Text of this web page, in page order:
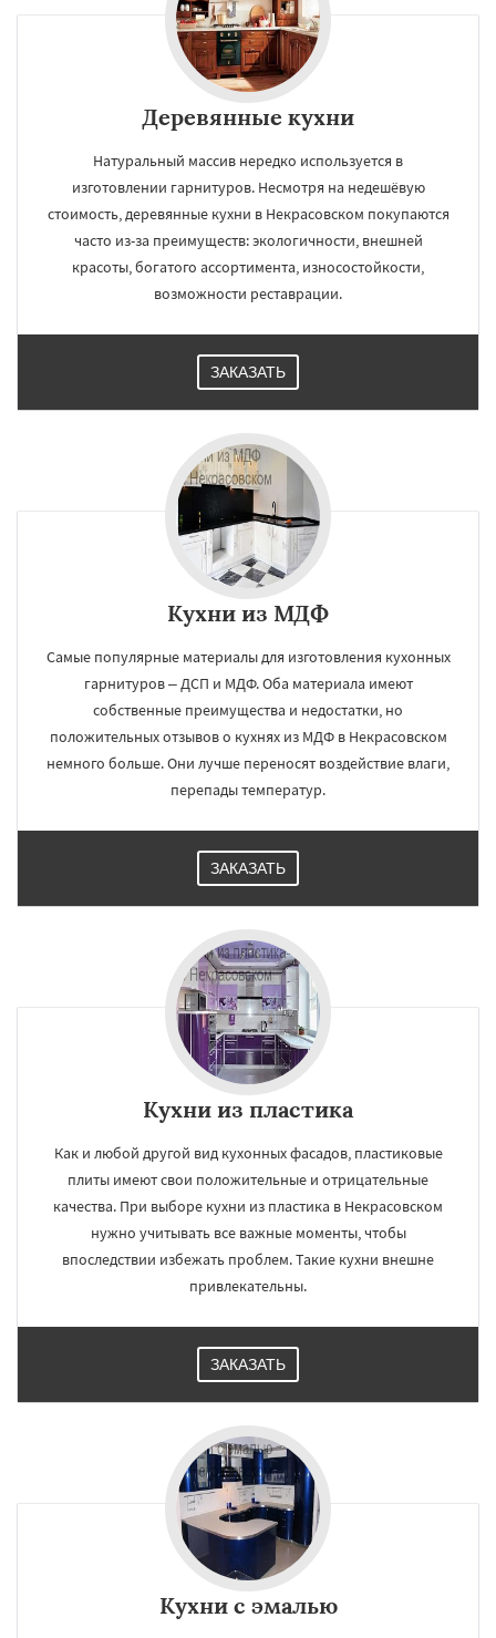
Работаем по
×
Деревянные кухни
Натуральный массив нередко используется в
изготовлении гарнитуров. Несмотря на недешёвую
стоимость, деревянные кухни в Некрасовском покупаются
часто из-за преимуществ: экологичности, внешней
красоты, богатого ассортимента, износостойкости,
возможности реставрации.
ЗАКАЗАТЬ
Кухни из МДФ
Самые популярные материалы для изготовления кухонных
гарнитуров – ДСП и МДФ. Оба материала имеют
собственные преимущества и недостатки, но
положительных отзывов о кухнях из МДФ в Некрасовском
немного больше. Они лучше переносят воздействие влаги,
перепады температур.
ЗАКАЗАТЬ
Кухни из пластика
Как и любой другой вид кухонных фасадов, пластиковые
плиты имеют свои положительные и отрицательные
качества. При выборе кухни из пластика в Некрасовском
нужно учитывать все важные моменты, чтобы
впоследствии избежать проблем. Такие кухни внешне
привлекательны.
ЗАКАЗАТЬ
Кухни с эмалью
УЗНАТЬ ПОДРОБНЕЕ